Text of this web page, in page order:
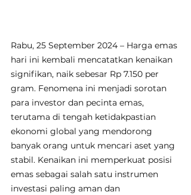
Rabu, 25 September 2024 – Harga emas
hari ini kembali mencatatkan kenaikan
signifikan, naik sebesar Rp 7.150 per
gram. Fenomena ini menjadi sorotan
para investor dan pecinta emas,
terutama di tengah ketidakpastian
ekonomi global yang mendorong
banyak orang untuk mencari aset yang
stabil. Kenaikan ini memperkuat posisi
emas sebagai salah satu instrumen
investasi paling aman dan